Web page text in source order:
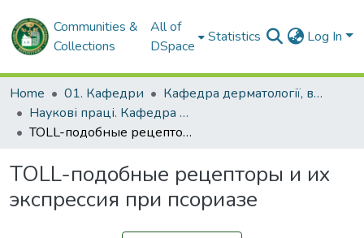
Communities &
Collections
All of
DSpace
Statistics Log In
Home 01. Кафедри
Кафедра дерматології, венерології і СНІДу
Наукові праці. Кафедра дерматології, венерології і СНІДу
TOLL-подобные рецепторы и их экспрессия при псориазе
TOLL-подобные рецепторы и их
экспрессия при псориазе